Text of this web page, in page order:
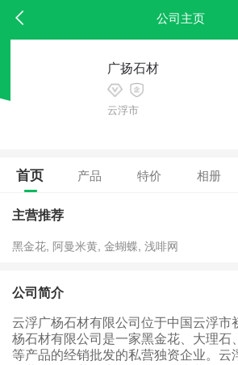
公司主页
广扬石材
云浮市
首页 产品 特价 相册
主营推荐
黑金花, 阿曼米黄, 金蝴蝶, 浅啡网
公司简介
云浮广杨石材有限公司位于中国云浮市
杨石材有限公司是一家黑金花、大理石
等产品的经销批发的私营独资企业。云